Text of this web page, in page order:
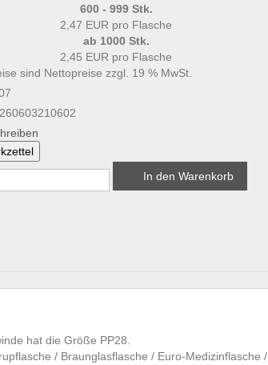
600 - 999 Stk.
2,47 EUR pro Flasche
ab 1000 Stk.
2,45 EUR pro Flasche
sind Nettopreise zzgl. 19 % MwSt.
In den Warenkorb
hat die Größe PP28.
/ Braunglasflasche / Euro-Medizinflasche /